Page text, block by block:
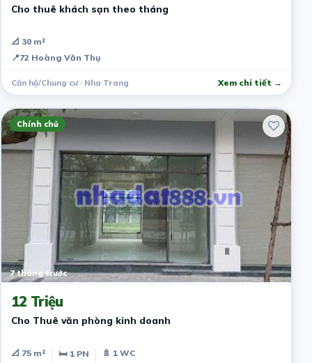
Cho thuê khách sạn theo tháng
📐 30 m²
📍72 Hoàng Văn Thụ
Căn hộ/Chung cư · Nha Trang Xem chi tiết →
Chính chủ
7 tháng trước
12 Triệu
Cho Thuê văn phòng kinh doanh
📐 75 m² 🛏 1 PN
🚿 1 WC